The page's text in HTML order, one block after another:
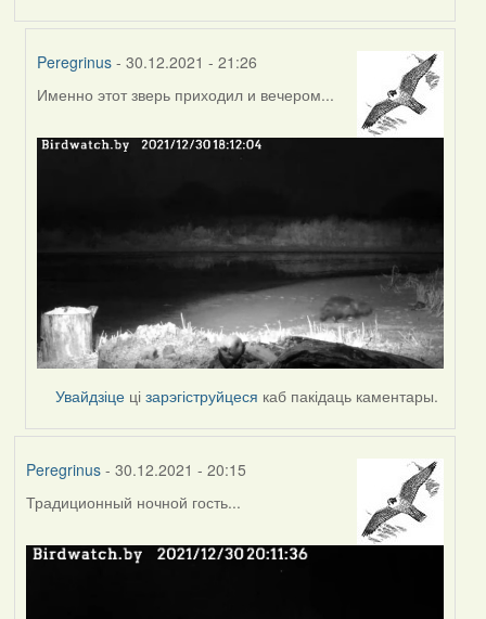
Peregrinus - 30.12.2021 - 21:26
In
to
Именно этот зверь приходил и вечером...
Увайдзіце цізарэгіструйцеся каб пакідаць каментары.
Peregrinus- 30.12.2021 - 20:15
Традиционный ночной гость...